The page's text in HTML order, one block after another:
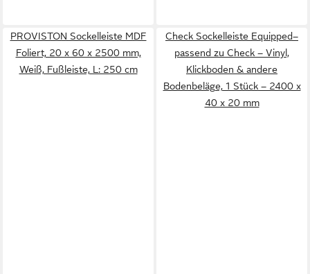
PROVISTON Sockelleiste MDF
Foliert, 20 x 60 x 2500 mm,
Weiß, Fußleiste, L: 250 cm
Check Sockelleiste Equipped–
passend zu Check – Vinyl,
Klickboden & andere
Bodenbeläge, 1 Stück – 2400 x
40 x 20 mm